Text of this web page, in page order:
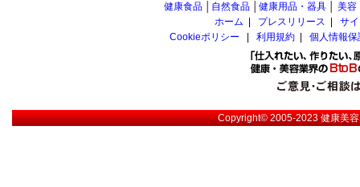
健康食品 自然食品 健康用品・器具 美容
ホーム
プレスリリース
サ
Cookieポリシー
利用規約 個人情報
Copyright© 2005-2023健康美